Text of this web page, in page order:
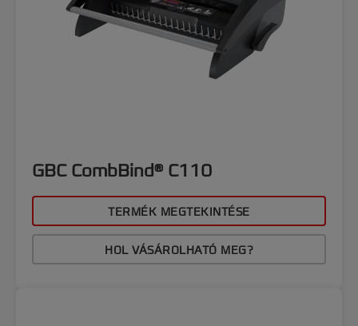
GBC CombBind® C110
TERMÉK MEGTEKINTÉSE
HOL VÁSÁROLHATÓ MEG?